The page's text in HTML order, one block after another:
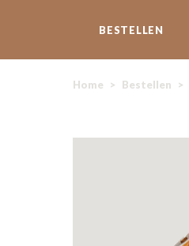
BESTELLEN
Home > Bestellen >